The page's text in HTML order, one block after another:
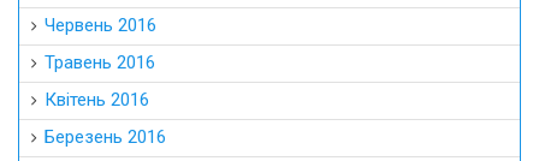
Червень 2016
Травень 2016
Квітень 2016
Березень 2016